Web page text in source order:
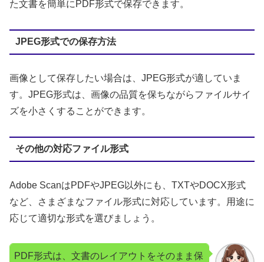
た文書を簡単にPDF形式で保存できます。
JPEG形式での保存方法
画像として保存したい場合は、JPEG形式が適していま
す。JPEG形式は、画像の品質を保ちながらファイルサイ
ズを小さくすることができます。
その他の対応ファイル形式
Adobe ScanはPDFやJPEG以外にも、TXTやDOCX形式
など、さまざまなファイル形式に対応しています。用途に
応じて適切な形式を選びましょう。
PDF形式は、文書のレイアウトをそのまま保